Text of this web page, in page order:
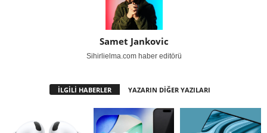
Samet Jankovic
Sihirlielma.com haber editörü
İLGİLİ HABERLER YAZARIN DİĞER YAZILARI